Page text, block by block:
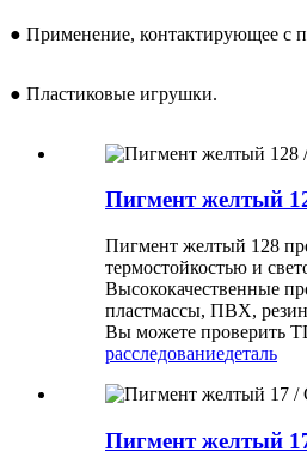
● Применение, контактирующее с
● Пластиковые игрушки.
Пигмент желтый
Пигмент желтый 128
термостойкостью и
Высококачественные
пластмассы, ПВХ,
Вы можете проверить
расследованиедеталь
Пигмент желтый